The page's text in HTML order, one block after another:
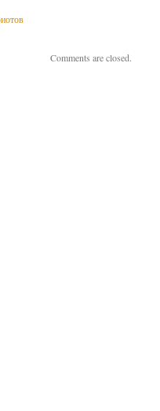
Comments are closed.